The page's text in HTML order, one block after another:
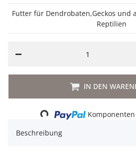
Futter für Dendrobaten,Geckos und
Reptilien
IN DEN
Loading...
Beschreibung